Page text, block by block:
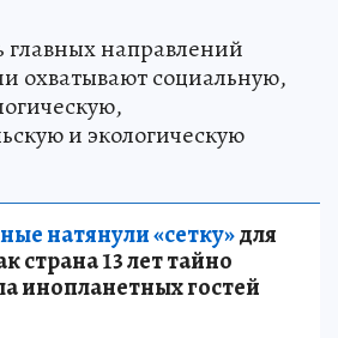
направлений
охватывают социальную,
и экологическую
натянули «сетку»для
страна 13 лет тайно
инопланетных гостей